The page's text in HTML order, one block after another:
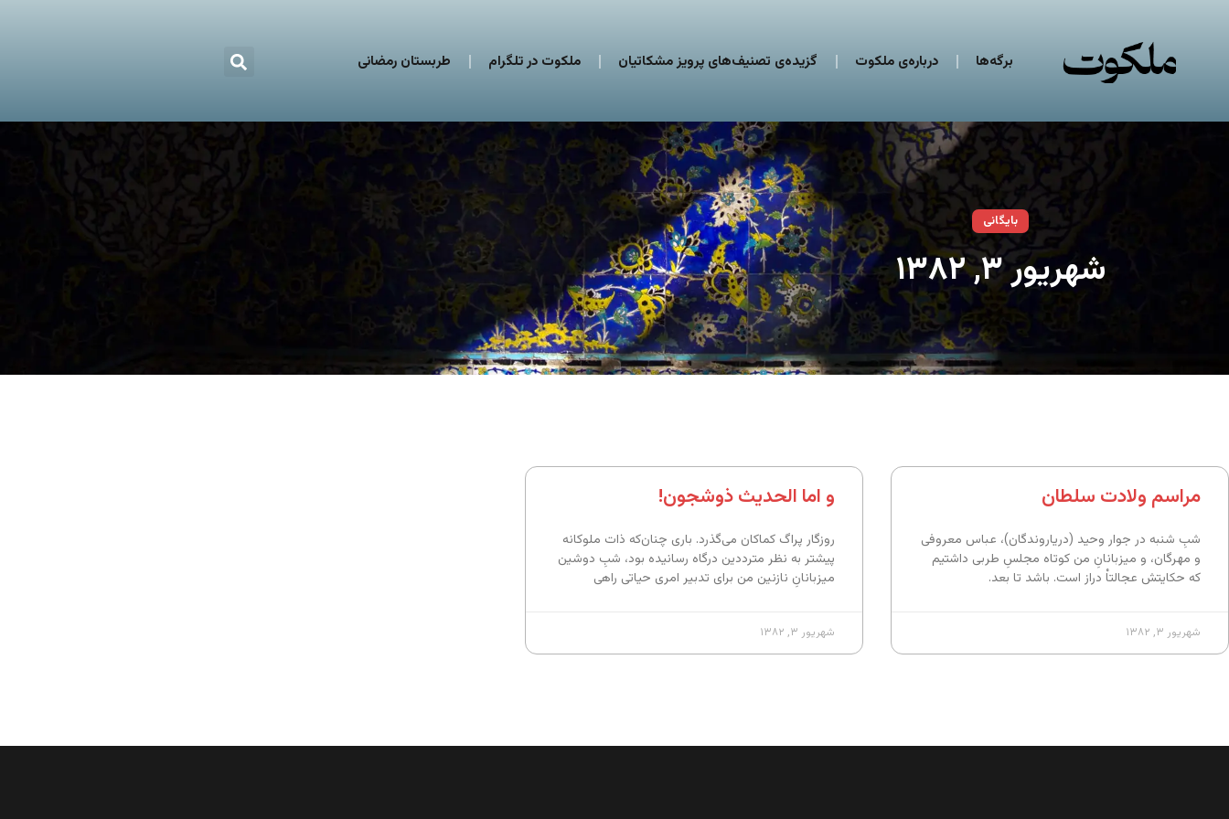
برگه‌ها درباره‌ی ملکوت گزیده‌ی تصنیف‌های پرویز مشکاتیان ملکوت در تلگرام طربستان رمضانی
بایگانی
شهریور ۳, ۱۳۸۲
مراسم ولادت سلطان
شبِ‌ شنبه در جوار وحید (دریاروندگان)، عباس معروفی
و مهرگان،‌ و میزبانانِ‌ من کوتاه مجلسِ طربی داشتیم
که حکایتش عجالتاْ دراز است. باشد تا بعد.
شهریور ۳, ۱۳۸۲
و اما الحدیث ذوشجون!
روزگار پراگ کماکان می‌گذرد. باری چنان‌که ذات ملوکانه
پیشتر به نظر مترددین درگاه رسانیده بود، شبِ دوشین
میزبانانِ نازنین من برای تدبیر امری حیاتی راهی
شهریور ۳, ۱۳۸۲